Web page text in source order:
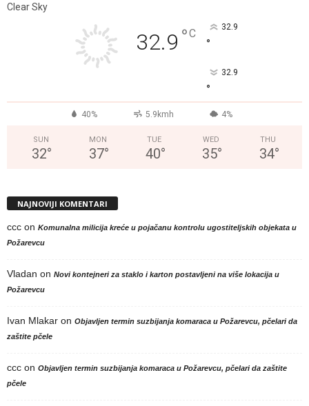
Clear Sky
32.9 °C 32.9
°
32.9
°
40% 5.9kmh 4%
SUN
32°
MON
37°
TUE
40°
WED
35°
THU
34°
NAJNOVIJI KOMENTARI
ccc on Komunalna milicija kreće u pojačanu kontrolu ugostiteljskih objekata u
Požarevcu
Vladan on Novi kontejneri za staklo i karton postavljeni na više lokacija u
Požarevcu
Ivan Mlakar on Objavljen termin suzbijanja komaraca u Požarevcu, pčelari da
zaštite pčele
ccc on Objavljen termin suzbijanja komaraca u Požarevcu, pčelari da zaštite
pčele